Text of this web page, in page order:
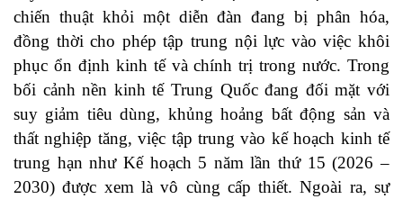
chiến thuật khỏi một diễn đàn đang bị phân hóa,
đồng thời cho phép tập trung nội lực vào việc khôi
phục ổn định kinh tế và chính trị trong nước. Trong
bối cảnh nền kinh tế Trung Quốc đang đối mặt với
suy giảm tiêu dùng, khủng hoảng bất động sản và
thất nghiệp tăng, việc tập trung vào kế hoạch kinh tế
trung hạn như Kế hoạch 5 năm lần thứ 15 (2026 –
2030) được xem là vô cùng cấp thiết. Ngoài ra, sự